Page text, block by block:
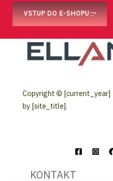
VSTUP DO E-SHOPU
Copyright © [current_year]
by [site_title].
KONTAKT